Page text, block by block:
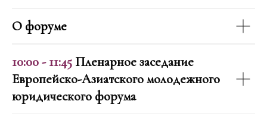
О форуме
10:00 - 11:45 Пленарное заседание
Европейско-Азиатского молодежного
юридического форума